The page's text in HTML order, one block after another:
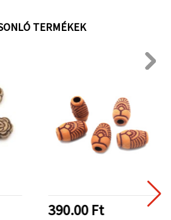
TERMÉKEK
390.00 Ft